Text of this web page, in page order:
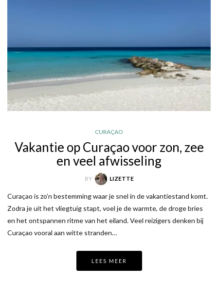
CURAÇAO
Vakantie op Curaçao voor zon, zee
en veel afwisseling
BY LIZETTE
Curaçao is zo’n bestemming waar je snel in de vakantiestand komt.
Zodra je uit het vliegtuig stapt, voel je de warmte, de droge bries
en het ontspannen ritme van het eiland. Veel reizigers denken bij
Curaçao vooral aan witte stranden…
LEES MEER